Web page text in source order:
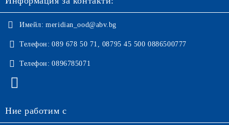
Имейл: meridian_ood@abv.bg
Телефон: 089 678 50 71, 08795 45 500 0886500777
Телефон: 0896785071
Ние работим с